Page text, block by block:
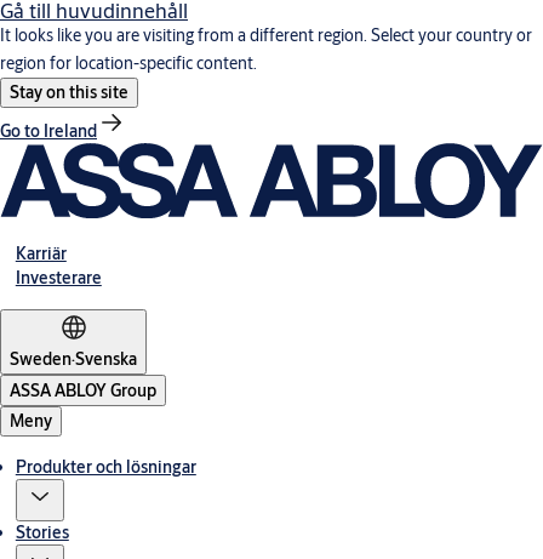
Gå till huvudinnehåll
It looks like you are visiting from a different region. Select your country or
region for location-specific content.
Stay on this site
Go to Ireland
Karriär
Investerare
Sweden·Svenska
ASSA ABLOY Group
Meny
Produkter och lösningar
Stories